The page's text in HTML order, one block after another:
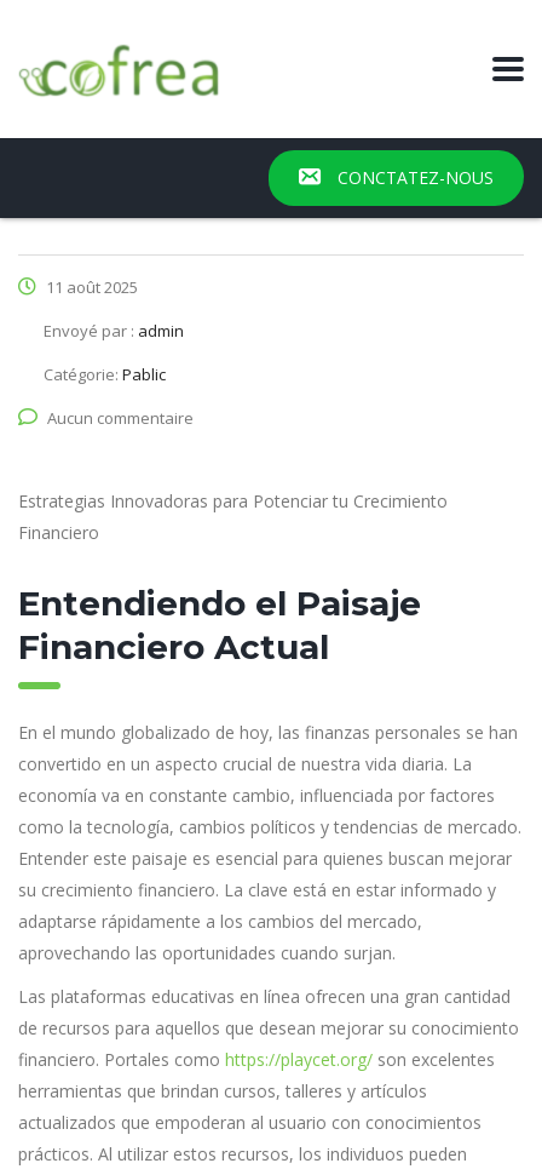
CONCTATEZ-NOUS
11 août 2025
Envoyé par : admin
Catégorie: Pablic
Aucun commentaire
Estrategias Innovadoras para Potenciar tu Crecimiento
Financiero
Entendiendo el Paisaje
Financiero Actual
En el mundo globalizado de hoy, las finanzas personales se han
convertido en un aspecto crucial de nuestra vida diaria. La
economía va en constante cambio, influenciada por factores
como la tecnología, cambios políticos y tendencias de mercado.
Entender este paisaje es esencial para quienes buscan mejorar
su crecimiento financiero. La clave está en estar informado y
adaptarse rápidamente a los cambios del mercado,
aprovechando las oportunidades cuando surjan.
Las plataformas educativas en línea ofrecen una gran cantidad
de recursos para aquellos que desean mejorar su conocimiento
financiero. Portales como https://playcet.org/ son excelentes
herramientas que brindan cursos, talleres y artículos
actualizados que empoderan al usuario con conocimientos
prácticos. Al utilizar estos recursos, los individuos pueden